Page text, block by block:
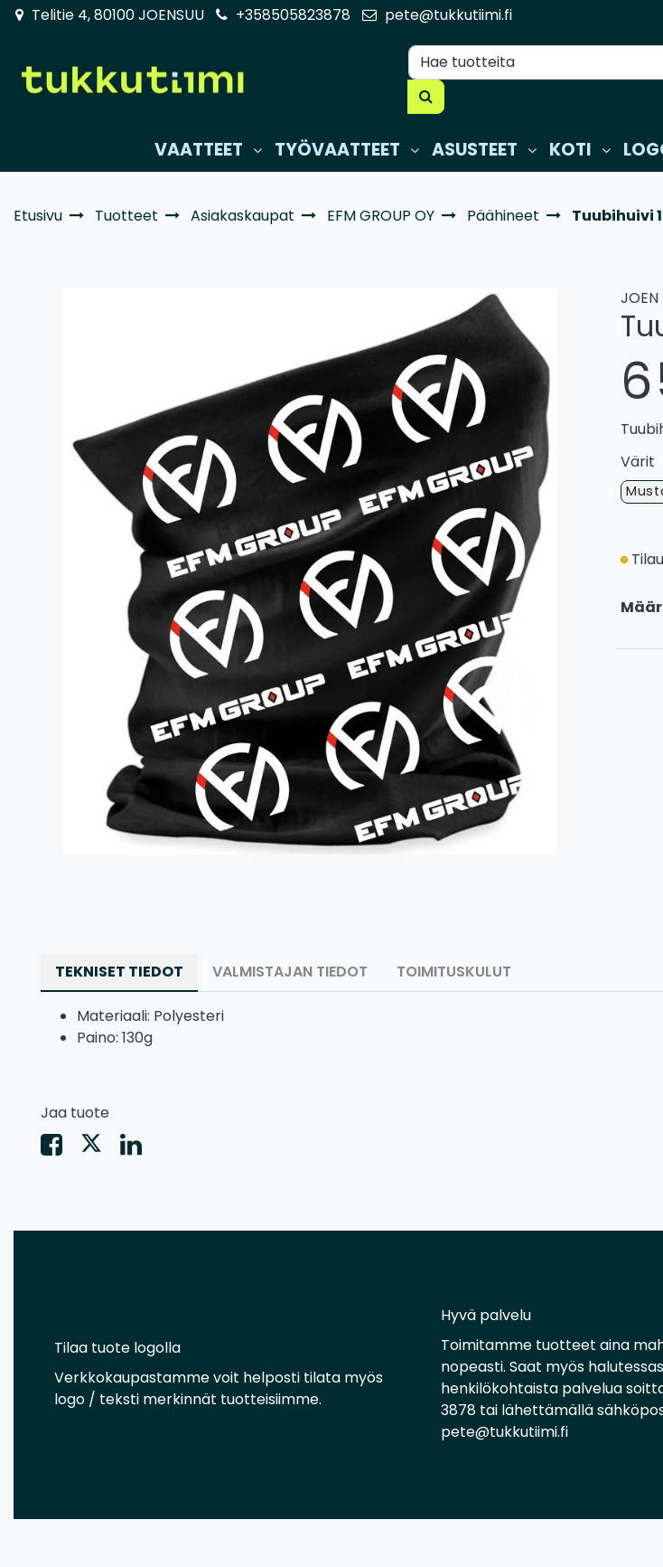
Siirry pääsisältöön
Telitie 4, 80100 JOENSUU +358505823878 pete@tukkutiimi.fi
VAATTEET TYÖVAATTEET ASUSTEET KOTI
Etusivu Tuotteet Asiakaskaupat EFM GROUP OY Päähineet Tuubihuivi
JOEN
Värit
TEKNISET TIEDOT VALMISTAJAN TIEDOT TOIMITUSKULUT
Materiaali: Polyesteri
Paino: 130g
Jaa tuote
Tilaa tuote logolla
Verkkokaupastamme voit helposti tilata myös
logo / teksti merkinnät tuotteisiimme.
Hyvä palvelu
Toimitamme tuotteet aina
nopeasti. Saat myös
henkilökohtaista palvelua
3878 tai lähettämällä
pete@tukkutiimi.fi